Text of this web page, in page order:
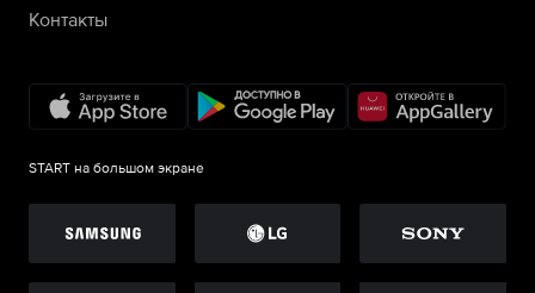
Контакты
START на большом экране